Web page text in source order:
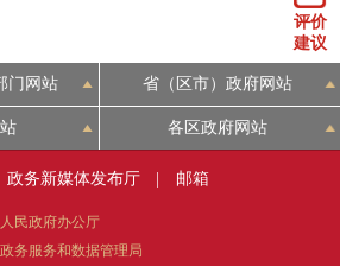
评价
建议
门网站 省（区市）政府网站
各区政府网站
政务新媒体发布厅 邮箱
民政府办公厅
务服务和数据管理局